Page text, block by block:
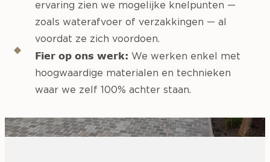
ervaring zien we mogelijke knelpunten —
zoals waterafvoer of verzakkingen — al
voordat ze zich voordoen.
Fier op ons werk: We werken enkel met
hoogwaardige materialen en technieken
waar we zelf 100% achter staan.